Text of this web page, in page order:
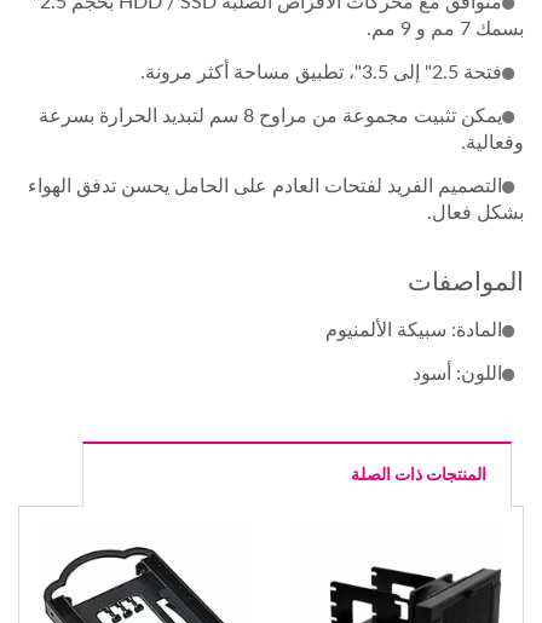
بسمك 7 مم و 9 مم.
فتحة 2.5" إلى 3.5"، تطبيق مساحة أكثر مرونة.
يمكن تثبيت مجموعة من مراوح 8 سم لتبديد الحرارة بسرعة
وفعالية.
التصميم الفريد لفتحات العادم على الحامل يحسن تدفق الهواء
بشكل فعال.
المواصفات
المادة: سبيكة الألمنيوم
اللون: أسود
المنتجات ذات الصلة